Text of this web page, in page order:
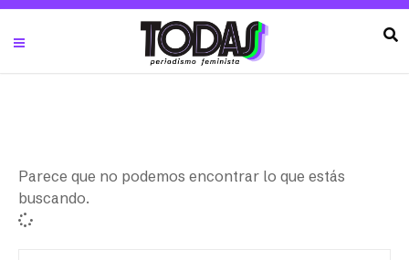
Parece que no podemos encontrar lo que estás
buscando.